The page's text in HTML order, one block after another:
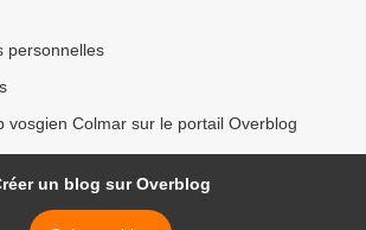
personnelles
vosgien Colmar sur le portail Overblog
un blog sur Overblog